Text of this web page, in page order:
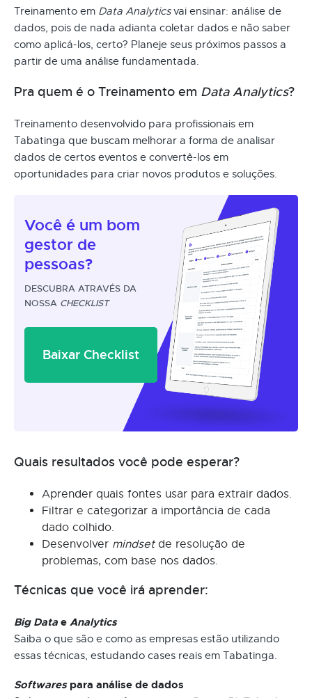
Treinamento em Data Analyticsvai ensinar: análise de
dados, pois de nada adianta coletar dados e não saber
como aplicá-los, certo? Planeje seus próximos passos a
partir de uma análise fundamentada.
Pra quem é o Treinamento em Data Analytics?
Treinamento desenvolvido para profissionais em
Tabatinga que buscam melhorar a forma de analisar
dados de certos eventos e convertê-los em
oportunidades para criar novos produtos e soluções.
Você é um bom
gestor de
pessoas?
DESCUBRA ATRAVÉS DA
NOSSA CHECKLIST
Baixar Checklist
Quais resultados você pode esperar?
Aprender quais fontes usar para extrair dados.
Filtrar e categorizar a importância de cada
dado colhido.
Desenvolver mindsetde resolução de
problemas, com base nos dados.
Técnicas que você irá aprender:
Big Data e Analytics
Saiba o que são e como as empresas estão utilizando
essas técnicas, estudando cases reais em Tabatinga.
Softwarespara análise de dados